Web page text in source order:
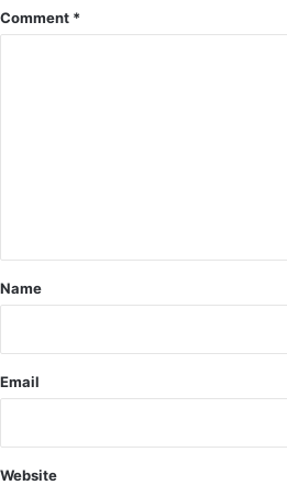
यं
धी
न
खो
स
कें
गे
का
न
Comment *
Name
Email
Website